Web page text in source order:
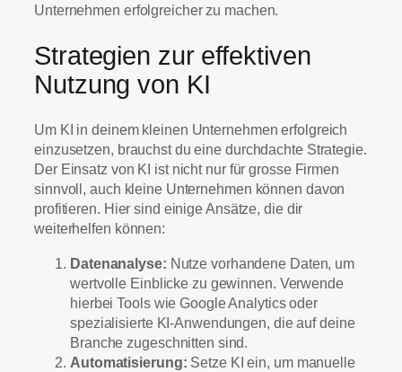
Unternehmen erfolgreicher zu machen.
Strategien zur effektiven
Nutzung von KI
Um KI in deinem kleinen Unternehmen erfolgreich
einzusetzen, brauchst du eine durchdachte Strategie.
Der Einsatz von KI ist nicht nur für grosse Firmen
sinnvoll, auch kleine Unternehmen können davon
profitieren. Hier sind einige Ansätze, die dir
weiterhelfen können:
Datenanalyse: Nutze vorhandene Daten, um
wertvolle Einblicke zu gewinnen. Verwende
hierbei Tools wie Google Analytics oder
spezialisierte KI-Anwendungen, die auf deine
Branche zugeschnitten sind.
Automatisierung: Setze KI ein, um manuelle